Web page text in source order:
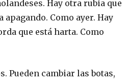
Hay otra rubia que
apagando. Como ayer. Hay
que está harta. Como
Pueden cambiar las botas,